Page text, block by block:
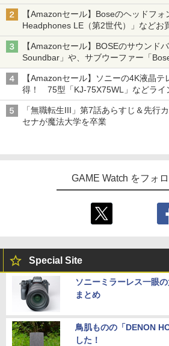
【Amazonセール】Boseのヘッドフ
Headphones LE（第2世代）」などお
イマーシブオーディオで臨場感ある音
【Amazonセール】BOSEのサウンド
Soundbar」や、サブウーファー「
Subwoofer」などお買い得！
【Amazonセール】ソニーの4K液晶
得！ 75型「KJ-75X75WL」などライ
「無職転生III」第7話あらすじ＆先行
セナが魔法大学を卒業
GAME Watch をフォ
Special Site
ソニーミラーレス一眼
まとめ
鳥肌ものの「DENON
した！